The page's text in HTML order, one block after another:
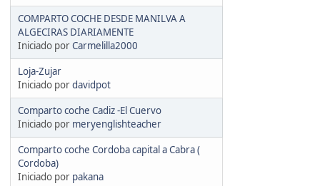
COMPARTO COCHE DESDE MANILVA A
ALGECIRAS DIARIAMENTE
Iniciado porCarmelilla2000
Loja-Zujar
Iniciado pordavidpot
Comparto coche Cadiz -El Cuervo
Iniciado por meryenglishteacher
Comparto coche Cordoba capital a Cabra (
Cordoba)
Iniciado por pakana